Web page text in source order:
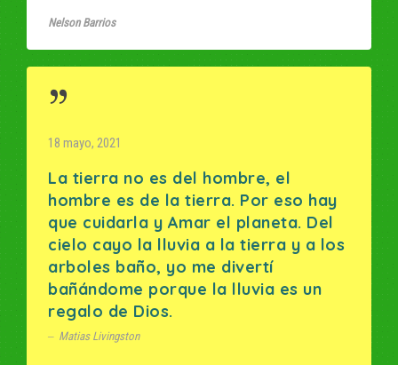
Nelson Barrios
18 mayo, 2021
La tierra no es del hombre, el
hombre es de la tierra. Por eso hay
que cuidarla y Amar el planeta. Del
cielo cayo la lluvia a la tierra y a los
arboles baño, yo me divertí
bañándome porque la lluvia es un
regalo de Dios.
Matias Livingston